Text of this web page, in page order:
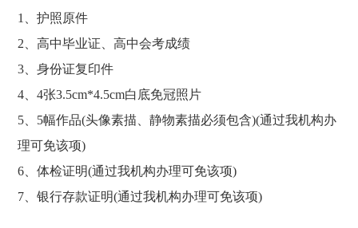
1、护照原件
2、高中毕业证、高中会考成绩
3、身份证复印件
4、4张3.5cm*4.5cm白底免冠照片
5、5幅作品(头像素描、静物素描必须包含)(通过我机构办
理可免该项)
6、体检证明(通过我机构办理可免该项)
7、银行存款证明(通过我机构办理可免该项)